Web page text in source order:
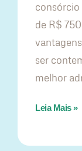
consórcio
de R$
ser
melhor
Leia Mais »